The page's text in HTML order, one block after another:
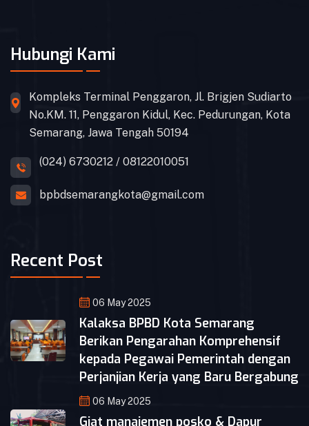
Hubungi Kami
Kompleks Terminal Penggaron, Jl. Brigjen Sudiarto
No.KM. 11, Penggaron Kidul, Kec. Pedurungan, Kota
Semarang, Jawa Tengah 50194
(024) 6730212 / 08122010051
bpbdsemarangkota@gmail.com
Recent Post
06 May 2025
Kalaksa BPBD Kota Semarang
Berikan Pengarahan Komprehensif
kepada Pegawai Pemerintah dengan
Perjanjian Kerja yang Baru Bergabung
06 May 2025
Giat manajemen posko & Dapur